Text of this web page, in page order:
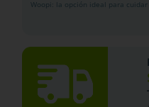
Acerca de